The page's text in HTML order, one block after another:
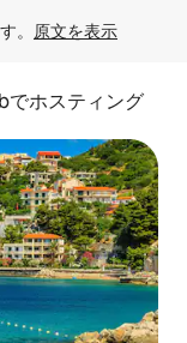
。 原文を表示
でホスティング